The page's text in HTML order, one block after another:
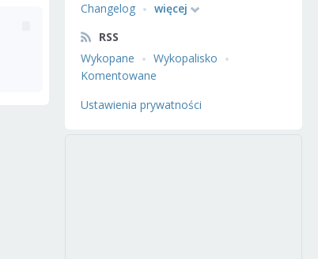
Changelog
więcej
RSS
Wykopane
Wykopalisko
Komentowane
Ustawienia prywatności